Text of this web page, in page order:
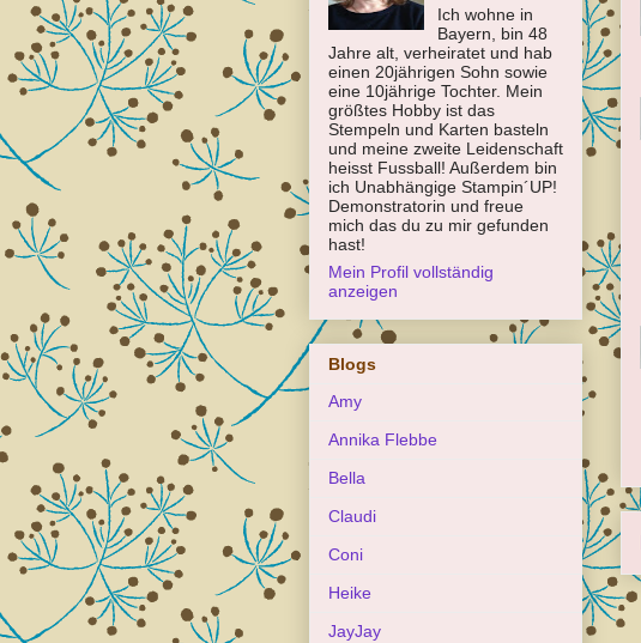
Ich wohne in
Bayern, bin 48
Jahre alt, verheiratet und hab
einen 20jährigen Sohn sowie
eine 10jährige Tochter. Mein
größtes Hobby ist das
Stempeln und Karten basteln
und meine zweite Leidenschaft
heisst Fussball! Außerdem bin
ich Unabhängige Stampin´UP!
Demonstratorin und freue
mich das du zu mir gefunden
hast!
Mein Profil vollständig
anzeigen
Blogs
Amy
Annika Flebbe
Bella
Claudi
Coni
Heike
JayJay